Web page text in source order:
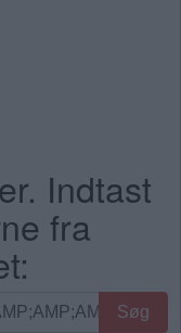
Indtast
fra
Søg